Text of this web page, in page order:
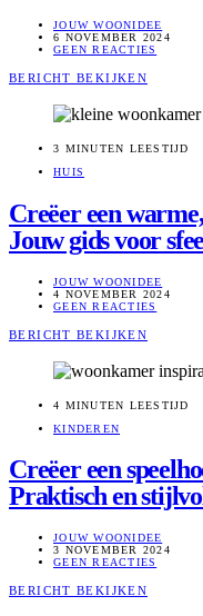
JOUW WOONIDEE
6 NOVEMBER 2024
GEEN REACTIES
BERICHT BEKIJKEN
3 MINUTEN LEESTIJD
HUIS
Creëer een
Jouw gids voor
JOUW WOONIDEE
4 NOVEMBER 2024
GEEN REACTIES
BERICHT BEKIJKEN
4 MINUTEN LEESTIJD
KINDEREN
Creëer een
Praktisch en
JOUW WOONIDEE
3 NOVEMBER 2024
GEEN REACTIES
BERICHT BEKIJKEN